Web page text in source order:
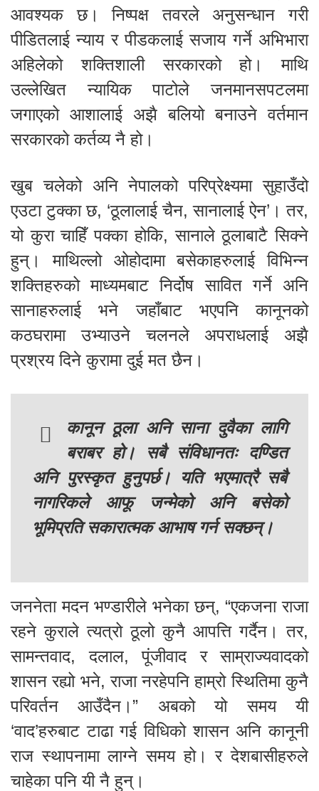
आवश्यक छ। निष्पक्ष तवरले अनुसन्धान गरी
पीडितलाई न्याय र पीडकलाई सजाय गर्ने अभिभारा
अहिलेको शक्तिशाली सरकारको हो। माथि
उल्लेखित न्यायिक पाटोले जनमानसपटलमा
जगाएको आशालाई अझै बलियो बनाउने वर्तमान
सरकारको कर्तव्य नै हो।
खुब चलेको अनि नेपालको परिप्रेक्ष्यमा सुहाउँदो
एउटा टुक्का छ, ‘ठूलालाई चैन, सानालाई ऐन’। तर,
यो कुरा चाहिँ पक्का होकि, सानाले ठूलाबाटै सिक्ने
हुन्। माथिल्लो ओहोदामा बसेकाहरुलाई विभिन्न
शक्तिहरुको माध्यमबाट निर्दोष सावित गर्ने अनि
सानाहरुलाई भने जहाँबाट भएपनि कानूनको
कठघरामा उभ्याउने चलनले अपराधलाई अझै
प्रश्रय दिने कुरामा दुई मत छैन।
कानून ठूला अनि साना दुवैका लागि
बराबर हो। सबै संविधानतः दण्डित
अनि पुरस्कृत हुनुपर्छ। यति भएमात्रै सबै
नागरिकले आफू जन्मेको अनि बसेको
भूमिप्रति सकारात्मक आभाष गर्न सक्छन्।
जननेता मदन भण्डारीले भनेका छन्, “एकजना राजा
रहने कुराले त्यत्रो ठूलो कुनै आपत्ति गर्दैन। तर,
सामन्तवाद, दलाल, पूंजीवाद र साम्राज्यवादको
शासन रह्यो भने, राजा नरहेपनि हाम्रो स्थितिमा कुनै
परिवर्तन आउँदैन।” अबको यो समय यी
‘वाद’हरुबाट टाढा गई विधिको शासन अनि कानूनी
राज स्थापनामा लाग्ने समय हो। र देशबासीहरुले
चाहेका पनि यी नै हुन्।